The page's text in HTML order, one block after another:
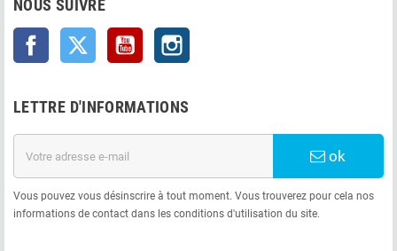
NOUS SUIVRE
Facebook Twitter YouTube
LETTRE D'INFORMATIONS
ok
Vous pouvez vous désinscrire à tout moment. Vous trouverez pour cela nos
informations de contact dans les conditions d'utilisation du site.